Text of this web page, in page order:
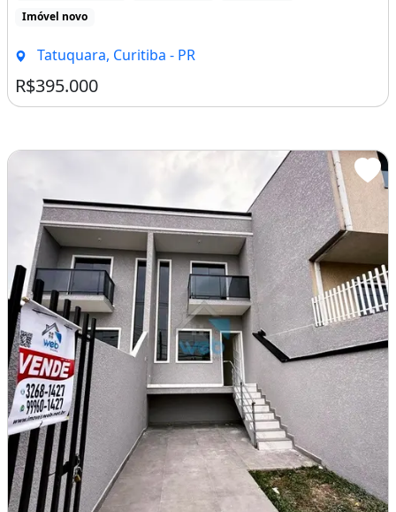
Imóvel novo
Tatuquara, Curitiba - PR
R$395.000